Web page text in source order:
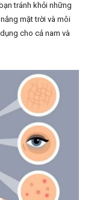
tránh khỏi những
mặt trời và môi
cho cả nam và